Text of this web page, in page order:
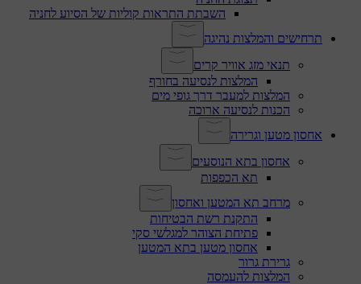
השבתת התראות קוליות של הסיוע לחניה
תרחישים והמלצות נהיגה
תנאי מזג אוויר קרים
המלצות לנסיעה בחורף
המלצות למעבר דרך גופי מים
הכנות לנסיעה ארוכה
אחסון מטען וגרירה
אחסון בתא הנוסעים
תא הכפפות
מרחב תא המטען ואחסון
התקנת רשת הבטיחות
פתיחת הצוהר למגלשי סקי
אחסון מטען בתא המטען
גרירת גרור
המלצות להעמסה